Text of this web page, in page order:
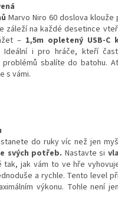
Marvo Niro 60 doslova
záleží na každé desetince
– 1,5m opletený USB-C
Ideální i pro hráče, kteří
sbalíte do batohu.
s vámi.
do ruky víc než jen
svých potřeb. Nastavte si
tak, jak vám to ve hře
a rychle. Tento level
výkonu. Tohle není